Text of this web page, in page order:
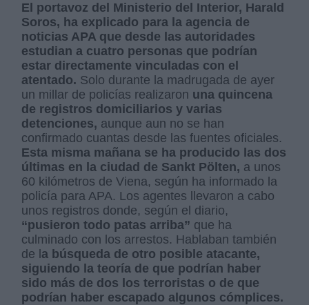
El portavoz del Ministerio del Interior, Harald
Soros, ha explicado para la agencia de
noticias APA que desde las autoridades
estudian a cuatro personas que podrían
estar directamente vinculadas con el
atentado. Solo durante la madrugada de ayer
un millar de policías realizaron una quincena
de registros domiciliarios y varias
detenciones, aunque aun no se han
confirmado cuantas desde las fuentes oficiales.
Esta misma mañana se ha producido las dos
últimas en la ciudad de Sankt Pölten, a unos
60 kilómetros de Viena, según ha informado la
policía para APA. Los agentes llevaron a cabo
unos registros donde, según el diario,
“pusieron todo patas arriba” que ha
culminado con los arrestos. Hablaban también
de l a búsqueda de otro posible atacante,
siguiendo la teoría de que podrían haber
sido más de dos los terroristas o de que
podrían haber escapado algunos cómplices.